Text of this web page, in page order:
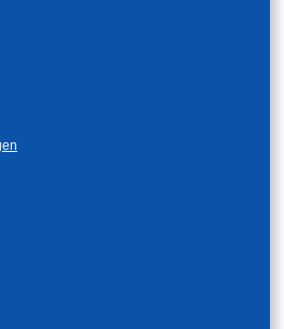
Informationen: Einrichtungen